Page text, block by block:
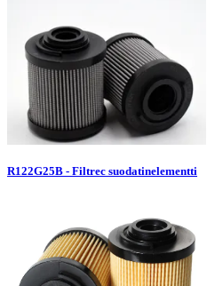
R122G25B - Filtrec suodatinelementti